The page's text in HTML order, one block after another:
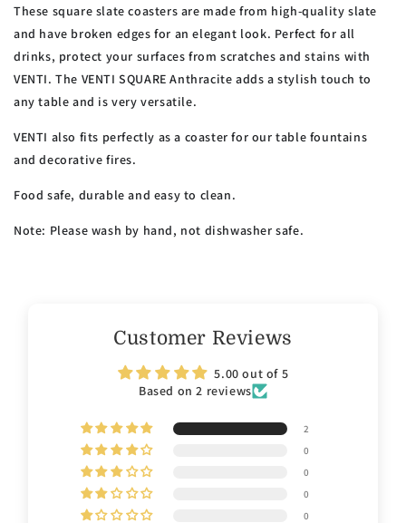
These square slate coasters are made from high-quality slate
and have broken edges for an elegant look. Perfect for all
drinks, protect your surfaces from scratches and stains with
VENTI. The VENTI SQUARE Anthracite adds a stylish touch to
any table and is very versatile.
VENTI also fits perfectly as a coaster for our table fountains
and decorative fires.
Food safe, durable and easy to clean.
Note: Please wash by hand, not dishwasher safe.
Customer Reviews
5.00 out of 5
Based on 2 reviews
2
0
0
0
0